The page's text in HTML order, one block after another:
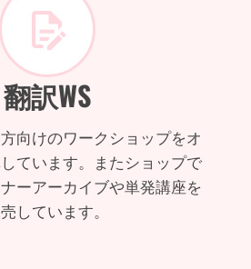
翻訳WS
向けのワークショップをオ
ています。またショップで
ーアーカイブや単発講座を
しています。